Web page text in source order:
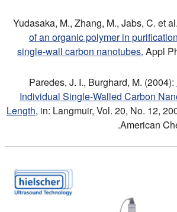
Yudasaka, M., Zhang, M., Jabs, C. et
of an organic polymer in
single-wall carbon nanotubes. Appl
Paredes, J. I., Burghard, M. (2004):
Individual Single-Walled Carbon
Length, in: Langmuir, Vol. 20, No. 12,
American